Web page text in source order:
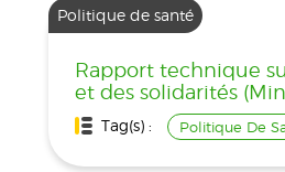
Politique de santé
Rapport technique
et des solidarités
Tag(s) : Politique De